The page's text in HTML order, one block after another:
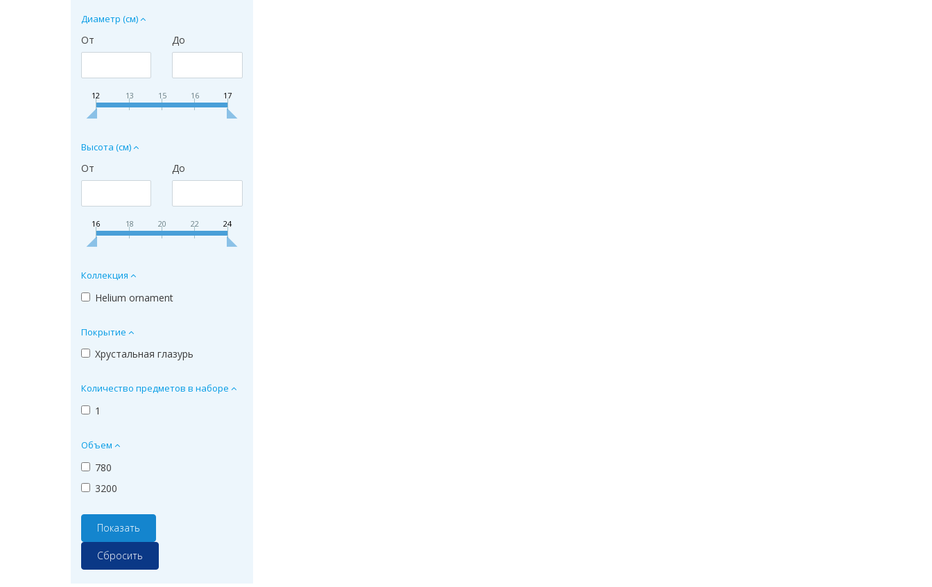
Диаметр (см)
От До
12 13 15 16 17
Высота (см)
От До
16 18 20 22 24
Коллекция
Helium ornament
Покрытие
Хрустальная глазурь
Количество предметов в наборе
1
Объем
780
3200